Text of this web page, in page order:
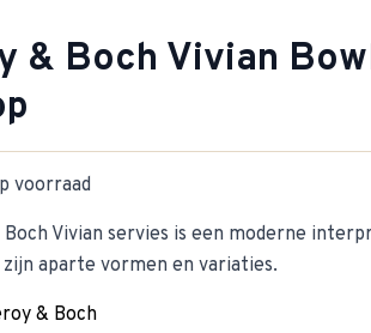
& Boch Vivian
voorraad
Vivian servies is een moderne
aparte vormen en variaties.
& Boch